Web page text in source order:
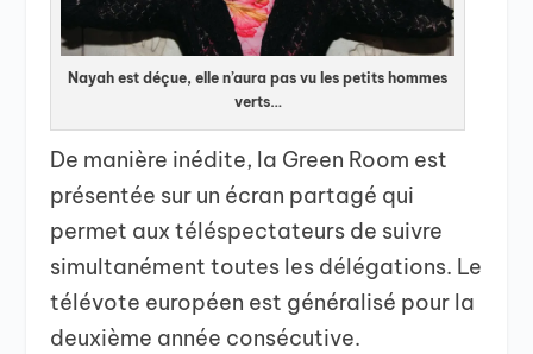
Nayah est déçue, elle n’aura pas vu les petits hommes
verts…
De manière inédite, la Green Room est
présentée sur un écran partagé qui
permet aux téléspectateurs de suivre
simultanément toutes les délégations. Le
télévote européen est généralisé pour la
deuxième année consécutive.